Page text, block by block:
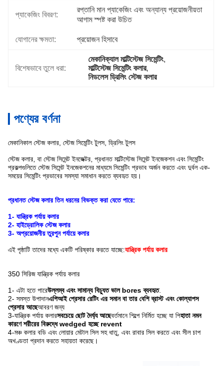
প্যাকেজিং বিবরণ:
রপ্তানি মান প্যাকেজিং এবং অন্যান্য প্রয়োজনীয়তা
আগাম স্পষ্ট করা উচিত
যোগানের ক্ষমতা: প্রয়োজন হিসাবে
বিশেষভাবে তুলে ধরা:
মেকানিক্যাল মাল্টিস্টেজ সিমেন্টিং,
মাল্টিস্টেজ সিমেন্টিং কলার,
নিডলেস ড্রিলিং স্টেজ কলার
পণ্যের বর্ণনা
মেকানিকাল স্টেজ কলার, স্টেজ সিমেন্টিং টুলস, ড্রিলিং টুলস
স্টেজ কলার, বা স্টেজ সিমেন্ট ইনজেক্টর, প্রধানত মাল্টিস্টেজ সিমেন্ট ইনজেকশন এবং সিমেন্টিং
প্রকল্পগুলিতে স্টেজ সিমেন্ট ইনজেকশনের মাধ্যমে সিমেন্টিং প্রভাব অর্জন করতে এবং দুর্বল এক-
সময়ের সিমেন্টিং প্রভাবের সমস্যা সমাধান করতে ব্যবহৃত হয়।
প্রধানত স্টেজ কলার তিন ধরনের বিভক্ত করা যেতে পারে:
1- যান্ত্রিক পর্যায় কলার
2- হাইড্রোলিক স্টেজ কলার
3- অপ্রয়োজনীয় তুরপুন পর্যায়ে কলার
এই পৃষ্ঠাটি তাদের মধ্যে একটি পরিষ্কার করতে যাচ্ছে:যান্ত্রিক পর্যায় কলার
350 সিরিজ যান্ত্রিক পর্যায় কলার
1- এটা হতে পারেউল্লম্ব এবং সামান্য বিচ্যুত ভাল bores ব্যবহৃত.
2- সমস্ত উপাদানএপিআই প্রেসার রেটিং এর সমান বা তার বেশি ব্রাস্ট এবং কোল্যাপস
প্রেসার আছেআবরণ জন্য
3-যান্ত্রিক পর্যায় কলারসবচেয়ে ছোট দৈর্ঘ্য আছেবর্তমানে শিল্পে নির্মিত হচ্ছে যা পিহাতা নমন
কারণে শরীরের বিরুদ্ধে wedged হচ্ছে revent
4-মঞ্চ কলার বডি এবং লোয়ার মেটাল সিল সহ ধাতু, এবং রাবার সিল করতে এবং সীল চাপ
অখণ্ডতা প্রদান করতে সহায়তা করেছে।